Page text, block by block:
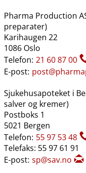
Pharma Production
preparater)
Karihaugen 22
1086 Oslo
Telefon: 21 60 87 00
E-post:
Sjukehusapoteket i
salver og kremer)
Postboks 1
5021 Bergen
Telefon: 55 97 53 48
Telefaks: 55 97 61 91
E-post: sp@sav.no